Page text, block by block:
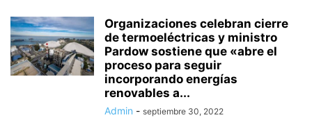
Organizaciones celebran cierre
de termoeléctricas y ministro
Pardow sostiene que «abre el
proceso para seguir
incorporando energías
renovables a...
Admin - septiembre 30, 2022